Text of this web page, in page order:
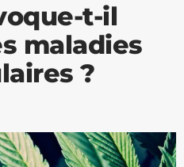
t-il
maladies
?